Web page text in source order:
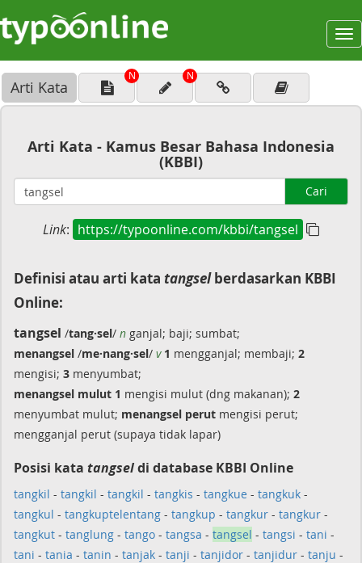
Arti Kata
N N
Arti Kata - Kamus Besar Bahasa Indonesia
(KBBI)
Cari
Link: https://typoonline.com/kbbi/tangsel
Definisi atau arti kata tangselberdasarkan KBBI
Online:
tangsel /tang·sel/ n ganjal; baji; sumbat;
menangsel /me·nang·sel/ v 1 mengganjal; membaji; 2
mengisi; 3 menyumbat;
menangsel mulut 1 mengisi mulut (dng makanan); 2
menyumbat mulut; menangsel perut mengisi perut;
mengganjal perut (supaya tidak lapar)
Posisi kata tangseldi database KBBI Online
tangkil - tangkil - tangkil - tangkis - tangkue - tangkuk -
tangkul - tangkuptelentang - tangkup - tangkur - tangkur -
tangkut - tanglung - tango - tangsa - tangsel - tangsi - tani -
tani - tania - tanin - tanjak - tanji - tanjidor - tanjidur - tanju -